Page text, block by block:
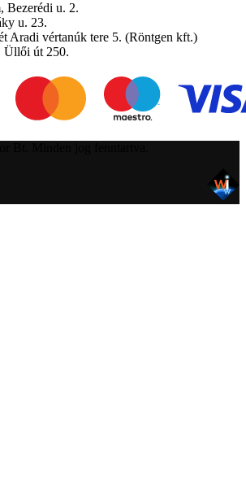
Bezerédi u. 2.
u. 23.
Aradi vértanúk tere 5. (Röntgen kft.)
Üllői út 250.